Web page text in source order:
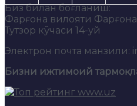
Биз билан боғланиш:
Фарғона вилояти
Тутзор кўчаси 14-уй
Электрон почта манзили:
Бизни ижтимоий